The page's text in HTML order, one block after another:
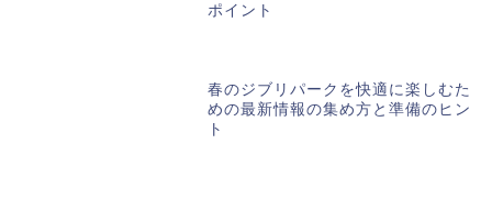
ポイント
春のジブリパークを快適に楽しむた
めの最新情報の集め方と準備のヒン
ト